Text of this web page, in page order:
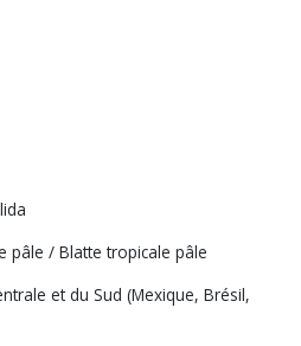
pâle / Blatte tropicale pâle
et du Sud (Mexique, Brésil,